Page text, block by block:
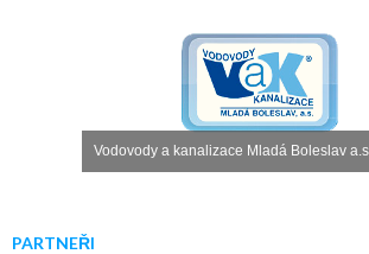
Vodovody a kanalizace Mladá Boleslav
PARTNEŘI